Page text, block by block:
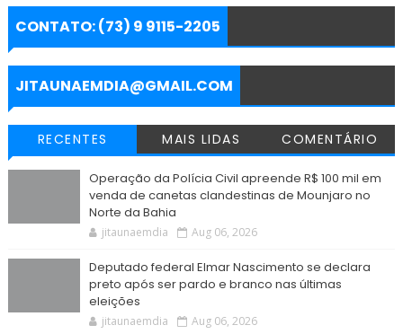
r
e
e
b
o
k
t
t
e
r
t
s
p
p
e
g
a
m
s
e
g
e
r
i
CONTATO: (73) 9 9115-2205
JITAUNAEMDIA@GMAIL.COM
RECENTES MAIS LIDAS COMENTÁRIO
Operação da Polícia Civil apreende R$ 100 mil em
venda de canetas clandestinas de Mounjaro no
Norte da Bahia
jitaunaemdia Aug 06, 2026
Deputado federal Elmar Nascimento se declara
preto após ser pardo e branco nas últimas
eleições
jitaunaemdia Aug 06, 2026